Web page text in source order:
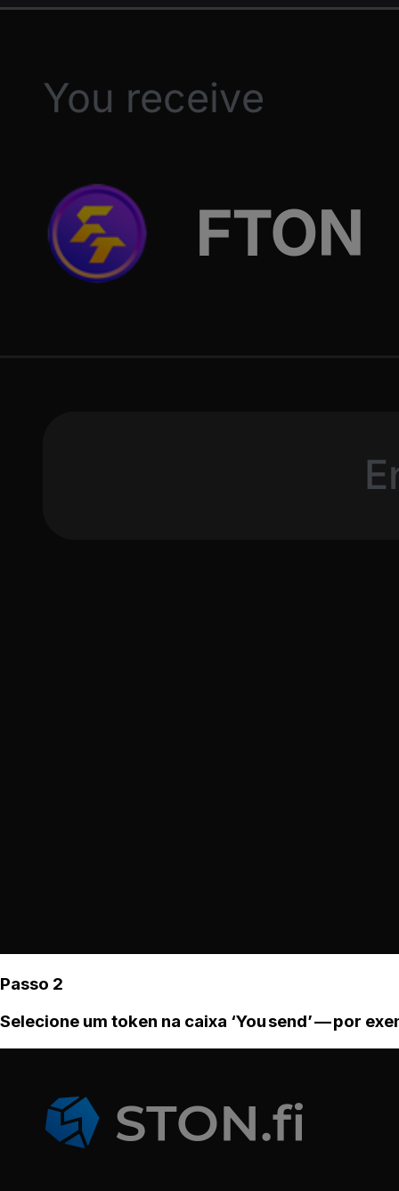
Passo 2
Selecione um token na caixa ‘You send’ — por